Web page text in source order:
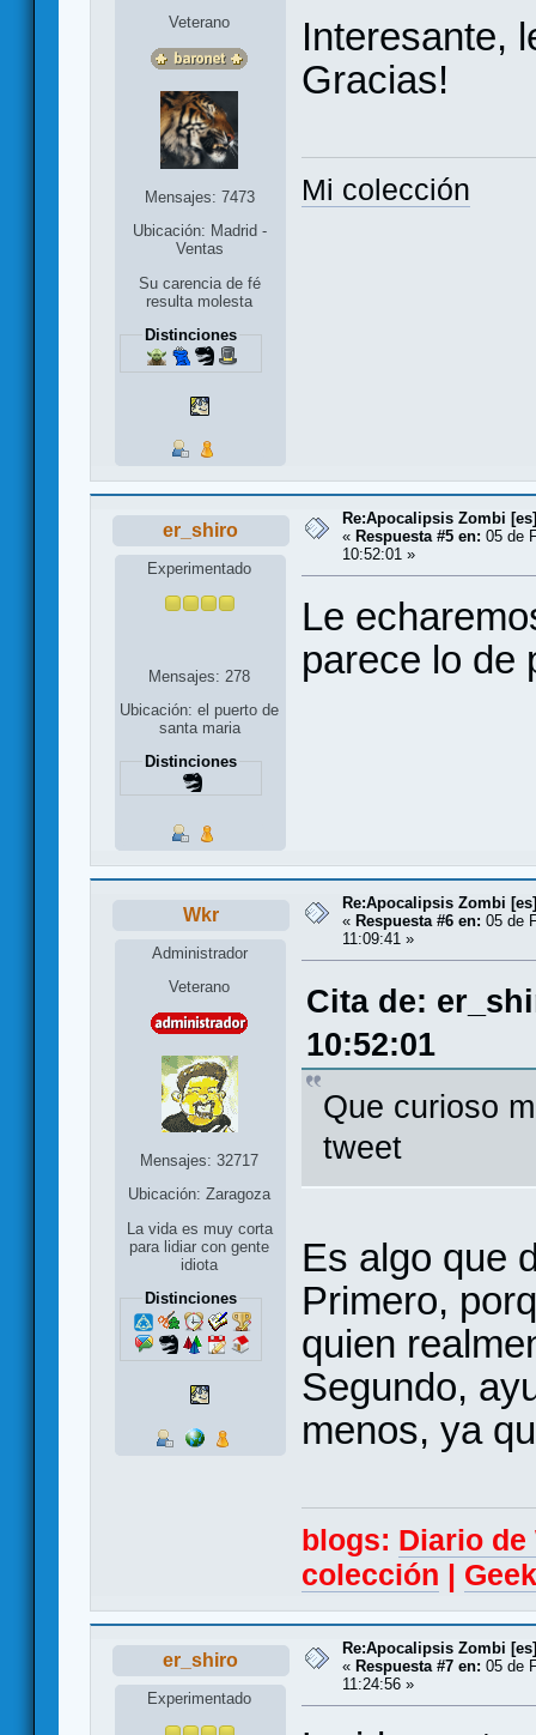
Veterano
Mensajes: 7473
Ubicación: Madrid -
Ventas
Su carencia de fé
resulta molesta
Distinciones
Interesante,
Gracias!
Mi colección
er_shiro
Experimentado
Mensajes: 278
Ubicación: el puerto de
santa maria
Distinciones
Re:Apocalipsis Zombi [es]
« Respuesta #5 en: 05 de
10:52:01 »
Le
parece lo de
Wkr
Administrador
Veterano
Mensajes: 32717
Ubicación: Zaragoza
La vida es muy corta
para lidiar con gente
idiota
Distinciones
Re:Apocalipsis Zombi [es]
« Respuesta #6 en: 05 de
11:09:41 »
Cita de:
10:52:01
Que curioso
tweet
Es algo que
Primero,
quien
Segundo,
menos, ya
blogs: Diario
colección
er_shiro
Experimentado
Re:Apocalipsis Zombi [es]
« Respuesta #7 en: 05 de
11:24:56 »